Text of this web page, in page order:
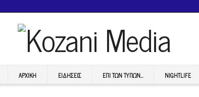
ΑΡΧΙΚΉ ΕΙΔΉΣΕΙΣ ΕΠI ΤΩΝ ΤΥΠΩΝ… NIGHTLIFE